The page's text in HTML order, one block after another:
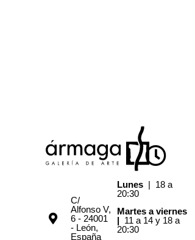
C/
Alfonso V,
6 - 24001
- León,
España
Lunes | 18 a
20:30
Martes a viernes
| 11 a 14 y 18 a
20:30